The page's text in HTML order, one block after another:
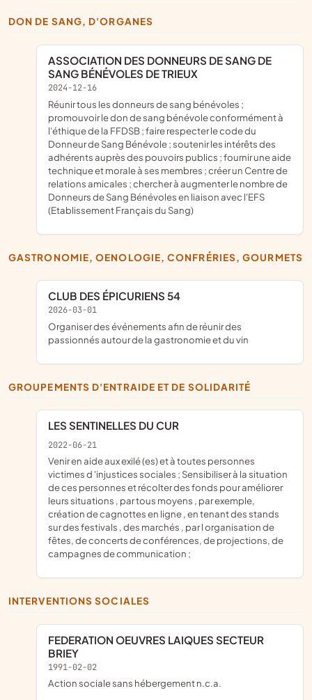
DON DE SANG, D'ORGANES
ASSOCIATION DES DONNEURS DE SANG DE
SANG BÉNÉVOLES DE TRIEUX
2024-12-16
réunir tous les donneurs de sang bénévoles ;
promouvoir le don de sang bénévole conformément à
l'éthique de la FFDSB ; faire respecter le code du
Donneur de Sang Bénévole ; soutenir les intérêts des
adhérents auprès des pouvoirs publics ; fournir une aide
technique et morale à ses membres ; créer un Centre de
relations amicales ; chercher à augmenter le nombre de
Donneurs de Sang Bénévoles en liaison avec l'EFS
(Etablissement Français du Sang)
GASTRONOMIE, OENOLOGIE, CONFRÉRIES, GOURMETS
CLUB DES ÉPICURIENS 54
2026-03-01
organiser des événements afin de réunir des
passionnés autour de la gastronomie et du vin
GROUPEMENTS D'ENTRAIDE ET DE SOLIDARITÉ
LES SENTINELLES DU CUR
2022-06-21
venir en aide aux exilé (es) et à toutes personnes
victimes d 'injustices sociales ; Sensibiliser à la situation
de ces personnes et récolter des fonds pour améliorer
leurs situations , par tous moyens , par exemple,
création de cagnottes en ligne , en tenant des stands
sur des festivals , des marchés , par l organisation de
fêtes, de concerts de conférences, de projections, de
campagnes de communication ;
INTERVENTIONS SOCIALES
FEDERATION OEUVRES LAIQUES SECTEUR
BRIEY
1991-02-02
Action sociale sans hébergement n.c.a.